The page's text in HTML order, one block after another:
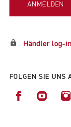
ANMELDEN
lock Händler log-in
FOLGEN SIE UNS